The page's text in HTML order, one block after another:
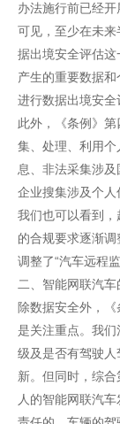
办法施行前已经
可见，至少在未
据出境安全评估
产生的重要数据
进行数据出境安全
此外，《条例》
集、处理、利用
息、非法采集涉
企业搜集涉及个人
我们也可以看到
的合规要求逐渐
调整了“汽车远程监
二、智能网联汽
除数据安全外，
是关注重点。我
级及是否有驾驶
新。但同时，综
人的智能网联汽